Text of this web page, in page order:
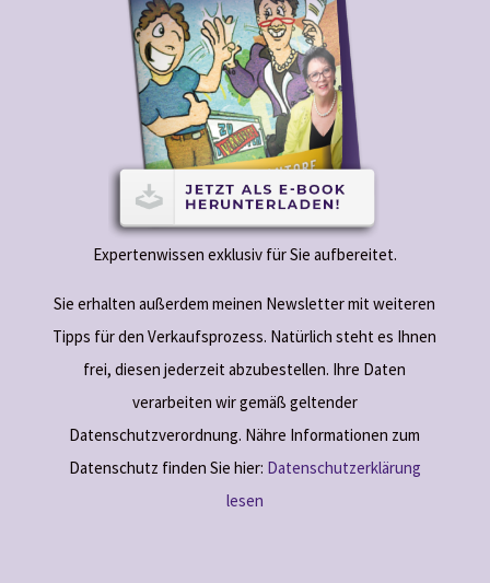
Expertenwissen exklusiv für Sie aufbereitet.
Sie erhalten außerdem meinen Newsletter mit weiteren
Tipps für den Verkaufsprozess. Natürlich steht es Ihnen
frei, diesen jederzeit abzubestellen. Ihre Daten
verarbeiten wir gemäß geltender
Datenschutzverordnung. Nähre Informationen zum
Datenschutz finden Sie hier: Datenschutzerklärung
lesen